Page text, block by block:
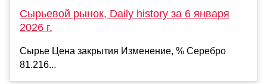
Сырьевой рынок, Daily history за 6 января
2026 г.
Сырье Цена закрытия Изменение, % Серебро
81.216...